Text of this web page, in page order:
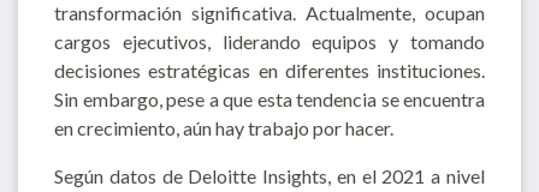
transformación significativa. Actualmente, ocupan
cargos ejecutivos, liderando equipos y tomando
decisiones estratégicas en diferentes instituciones.
Sin embargo, pese a que esta tendencia se encuentra
en crecimiento, aún hay trabajo por hacer.
Según datos de Deloitte Insights, en el 2021 a nivel